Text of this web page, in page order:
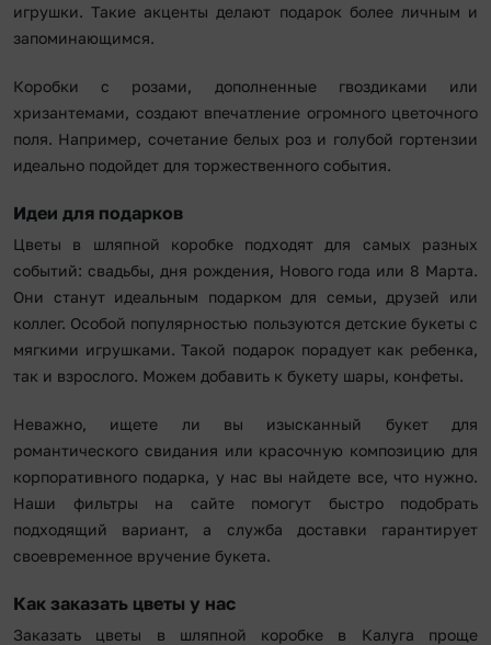
игрушки. Такие акценты делают подарок более личным и
запоминающимся.
Коробки с розами, дополненные гвоздиками или
хризантемами, создают впечатление огромного цветочного
поля. Например, сочетание белых роз и голубой гортензии
идеально подойдет для торжественного события.
Идеи для подарков
Цветы в шляпной коробке подходят для самых разных
событий: свадьбы, дня рождения, Нового года или 8 Марта.
Они станут идеальным подарком для семьи, друзей или
коллег. Особой популярностью пользуются детские букеты с
мягкими игрушками. Такой подарок порадует как ребенка,
так и взрослого. Можем добавить к букету шары, конфеты.
Неважно, ищете ли вы изысканный букет для
романтического свидания или красочную композицию для
корпоративного подарка, у нас вы найдете все, что нужно.
Наши фильтры на сайте помогут быстро подобрать
подходящий вариант, а служба доставки гарантирует
своевременное вручение букета.
Как заказать цветы у нас
Заказать цветы в шляпной коробке в Калуга проще